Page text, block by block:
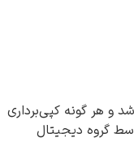
کپی‌برداری